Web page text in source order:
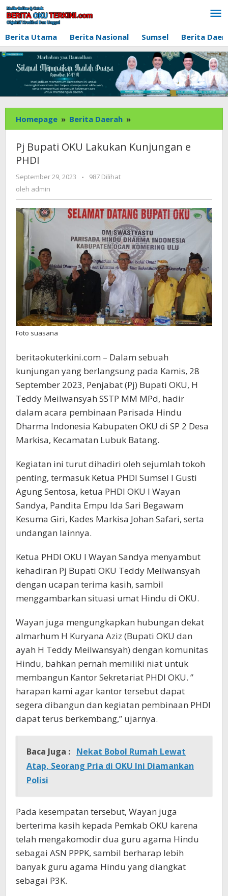
Lewati
ke
konten
Berita Utama
Berita Nasional Sumsel Berita
Homepage » Berita Daerah »
Bupati
Lakukan
Pj Bupati OKU Lakukan Kunjungan e
PHDI
September 29, 2023
oleh
-
987 Dilihat
oleh admin
Foto suasana
beritaokuterkini.com – Dalam sebuah
kunjungan yang berlangsung pada Kamis, 28
September 2023, Penjabat (Pj) Bupati OKU, H
Teddy Meilwansyah SSTP MM MPd, hadir
dalam acara pembinaan Parisada Hindu
Dharma Indonesia Kabupaten OKU di SP 2 Desa
Markisa, Kecamatan Lubuk Batang.
Kegiatan ini turut dihadiri oleh sejumlah tokoh
penting, termasuk Ketua PHDI Sumsel I Gusti
Agung Sentosa, ketua PHDI OKU I Wayan
Sandya, Pandita Empu Ida Sari Begawam
Kesuma Giri, Kades Markisa Johan Safari, serta
undangan lainnya.
Ketua PHDI OKU I Wayan Sandya menyambut
kehadiran Pj Bupati OKU Teddy Meilwansyah
dengan ucapan terima kasih, sambil
menggambarkan situasi umat Hindu di OKU.
Wayan juga mengungkapkan hubungan dekat
almarhum H Kuryana Aziz (Bupati OKU dan
ayah H Teddy Meilwansyah) dengan komunitas
Hindu, bahkan pernah memiliki niat untuk
membangun Kantor Sekretariat PHDI OKU. ”
harapan kami agar kantor tersebut dapat
segera dibangun dan kegiatan pembinaan PHDI
dapat terus berkembang,” ujarnya.
Baca Juga : Nekat Bobol Rumah Lewat
Atap, Seorang Pria di OKU Ini Diamankan
Polisi
Pada kesempatan tersebut, Wayan juga
berterima kasih kepada Pemkab OKU karena
telah mengakomodir dua guru agama Hindu
sebagai ASN PPPK, sambil berharap lebih
banyak guru agama Hindu yang diangkat
sebagai P3K.